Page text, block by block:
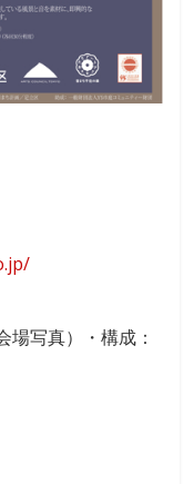
場写真）・構成：